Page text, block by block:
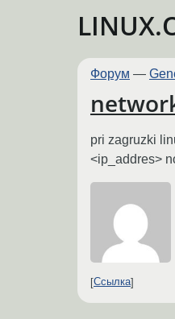
Форум —
pri zagruzki
<ip_addres>
Ссылка